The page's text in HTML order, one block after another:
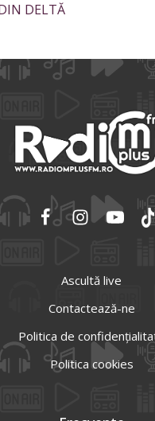
DELTĂ
Ascultă live
Contactează-ne
Politica de
Politica cookies